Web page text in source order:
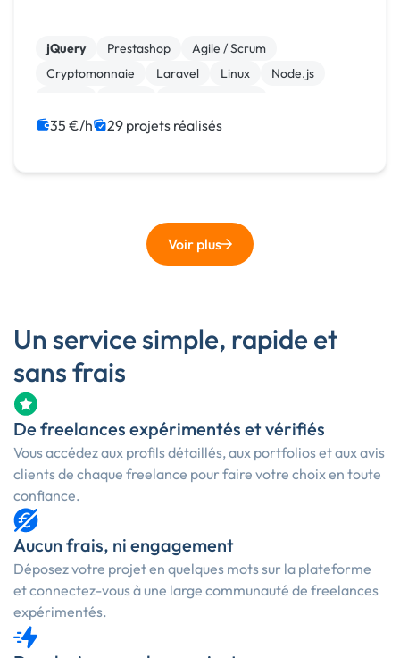
jQuery Prestashop
Agile / Scrum
Cryptomonnaie
Laravel Linux
Node.js
35 €/h 29 projets réalisés
Voir plus
Un service simple, rapide et
sans frais
De freelances expérimentés et vérifiés
Vous accédez aux profils détaillés, aux portfolios et aux avis
clients de chaque freelance pour faire votre choix en toute
confiance.
Aucun frais, ni engagement
Déposez votre projet en quelques mots sur la plateforme
et connectez-vous à une large communauté de freelances
expérimentés.